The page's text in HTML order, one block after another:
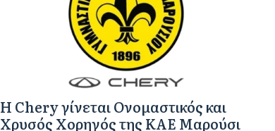
Η Chery γίνεται Ονομαστικός και
Χρυσός Χορηγός της ΚΑΕ Μαρούσι